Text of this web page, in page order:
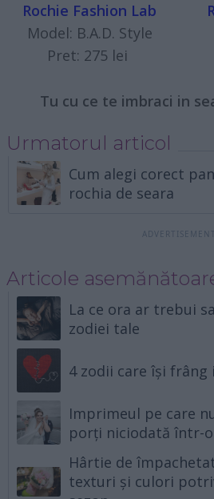
Rochie Fashion Lab
Model: B.A.D. Style
Pret: 275 lei
Tu cu ce te imbraci in
Urmatorul articol
Cum alegi corect
rochia de seara
Articole
La ce ora ar trebui
zodiei tale
4 zodii care își frâng
Imprimeul pe care
porți niciodată într-
Hârtie de
texturi și culori